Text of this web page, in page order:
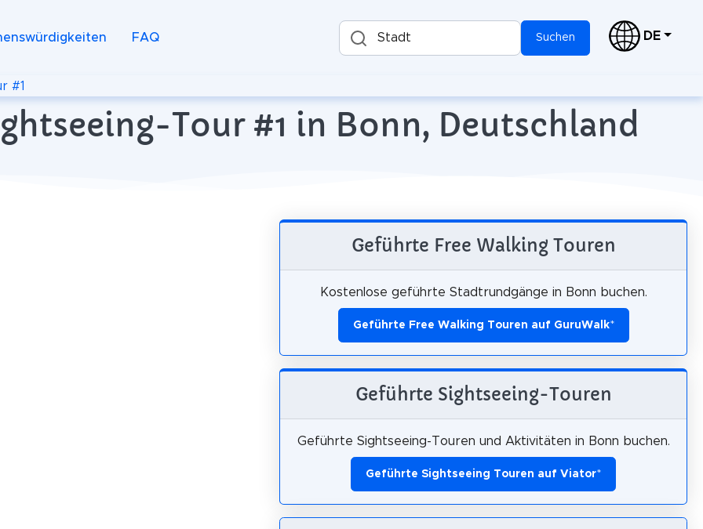
FAQ Stadt Suchen DE
#1
Tour #1 in Bonn, Deutschland
Geführte Free Walking Touren
Kostenlose geführte Stadtrundgänge in Bonn buchen.
Geführte Free Walking Touren auf GuruWalk*
Geführte Sightseeing-Touren
Geführte Sightseeing-Touren und Aktivitäten in Bonn buchen.
Geführte Sightseeing Touren auf Viator*